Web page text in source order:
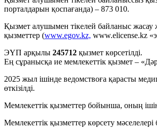
порталдарын қоспағанда) – 873 010.
Қызмет алушымен тікелей байланыс жасау
қызметтер (www.egov.kz, www.elicense.kz
ЭҮП арқылы 245712 қызмет көрсетілді.
Ең сұранысқа ие мемлекеттік қызмет –
2025 жыл ішінде ведомствоға қарасты
өткізілді.
Мемлекеттік қызметтер бойынша, оның
Мемлекеттік қызметтер көрсету